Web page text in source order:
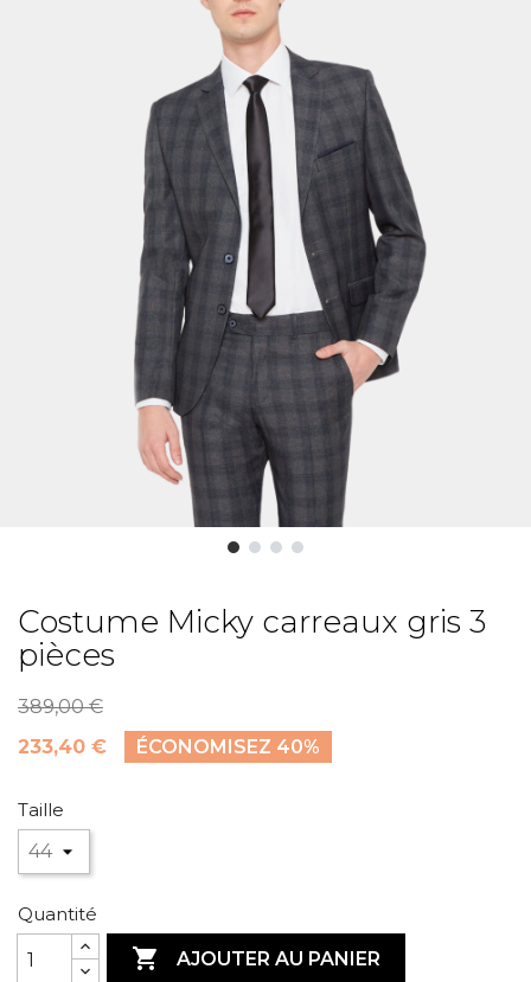
Costume Micky carreaux gris 3
pièces
389,00 €
233,40 €
ÉCONOMISEZ 40%
Taille
Quantité
 AJOUTER AU PANIER